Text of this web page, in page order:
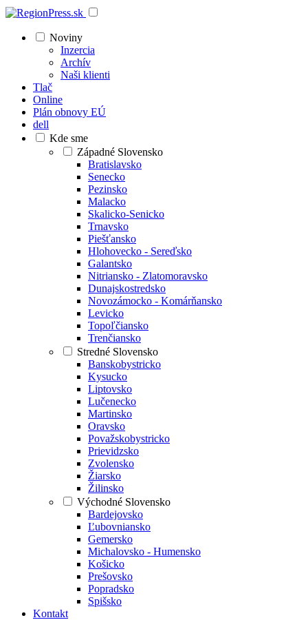
Noviny
Inzercia
Archív
Naši klienti
Tlač
Online
Plán obnovy EÚ
dell
Kde sme
Západné Slovensko
Bratislavsko
Senecko
Pezinsko
Malacko
Skalicko-Senicko
Trnavsko
Piešťansko
Hlohovecko - Sereďsko
Galantsko
Nitriansko - Zlatomoravsko
Dunajskostredsko
Novozámocko - Komárňansko
Levicko
Topoľčiansko
Trenčiansko
Stredné Slovensko
Banskobystricko
Kysucko
Liptovsko
Lučenecko
Martinsko
Oravsko
Považskobystricko
Prievidzsko
Zvolensko
Žiarsko
Žilinsko
Východné Slovensko
Bardejovsko
Ľubovniansko
Gemersko
Michalovsko - Humensko
Košicko
Prešovsko
Popradsko
Spišsko
Kontakt